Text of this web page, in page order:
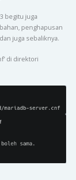
begitu juga
penghapusan
juga sebaliknya.
di direktori